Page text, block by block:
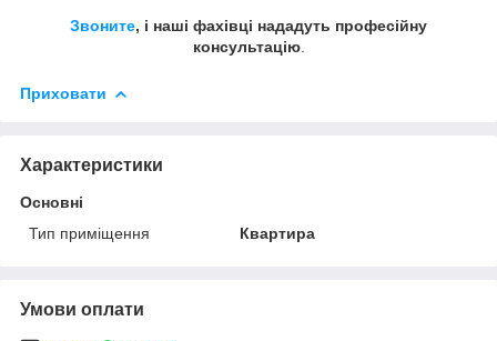
Звоните, і наші фахівці нададуть професійну
консультацію.
Приховати
Характеристики
Основні
Тип приміщення
Квартира
Умови оплати